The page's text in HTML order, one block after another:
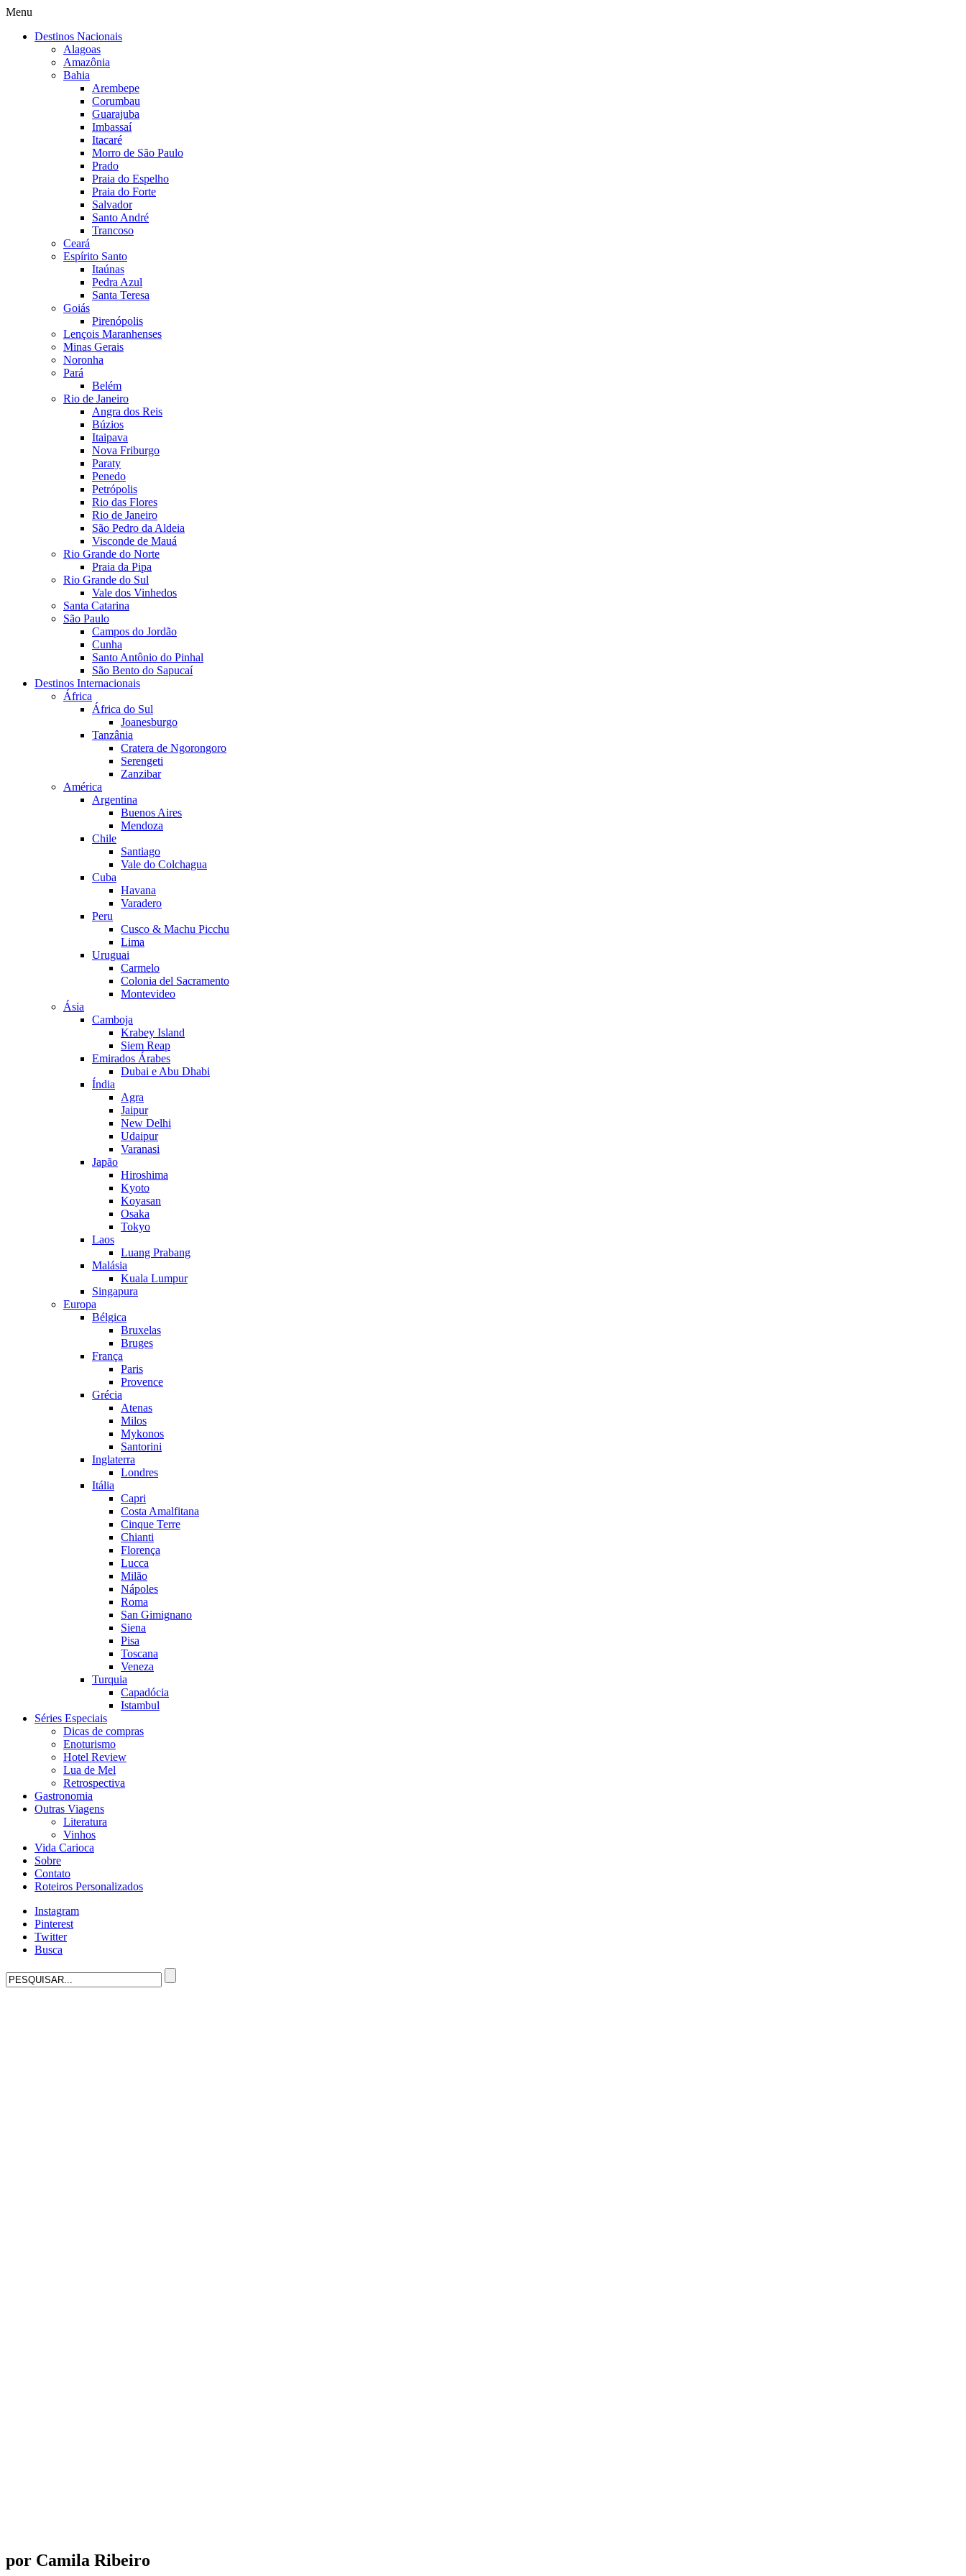
Menu
Destinos Nacionais
Alagoas
Amazônia
Bahia
Arembepe
Corumbau
Guarajuba
Imbassaí
Itacaré
Morro de São Paulo
Prado
Praia do Espelho
Praia do Forte
Salvador
Santo André
Trancoso
Ceará
Espírito Santo
Itaúnas
Pedra Azul
Santa Teresa
Goiás
Pirenópolis
Lençois Maranhenses
Minas Gerais
Noronha
Pará
Belém
Rio de Janeiro
Angra dos Reis
Búzios
Itaipava
Nova Friburgo
Paraty
Penedo
Petrópolis
Rio das Flores
Rio de Janeiro
São Pedro da Aldeia
Visconde de Mauá
Rio Grande do Norte
Praia da Pipa
Rio Grande do Sul
Vale dos Vinhedos
Santa Catarina
São Paulo
Campos do Jordão
Cunha
Santo Antônio do Pinhal
São Bento do Sapucaí
Destinos Internacionais
África
África do Sul
Joanesburgo
Tanzânia
Cratera de Ngorongoro
Serengeti
Zanzibar
América
Argentina
Buenos Aires
Mendoza
Chile
Santiago
Vale do Colchagua
Cuba
Havana
Varadero
Peru
Cusco & Machu Picchu
Lima
Uruguai
Carmelo
Colonia del Sacramento
Montevideo
Ásia
Camboja
Krabey Island
Siem Reap
Emirados Árabes
Dubai e Abu Dhabi
Índia
Agra
Jaipur
New Delhi
Udaipur
Varanasi
Japão
Hiroshima
Kyoto
Koyasan
Osaka
Tokyo
Laos
Luang Prabang
Malásia
Kuala Lumpur
Singapura
Europa
Bélgica
Bruxelas
Bruges
França
Paris
Provence
Grécia
Atenas
Milos
Mykonos
Santorini
Inglaterra
Londres
Itália
Capri
Costa Amalfitana
Cinque Terre
Chianti
Florença
Lucca
Milão
Nápoles
Roma
San Gimignano
Siena
Pisa
Toscana
Veneza
Turquia
Capadócia
Istambul
Séries Especiais
Dicas de compras
Enoturismo
Hotel Review
Lua de Mel
Retrospectiva
Gastronomia
Outras Viagens
Literatura
Vinhos
Vida Carioca
Sobre
Contato
Roteiros Personalizados
Instagram
Pinterest
Twitter
Busca
por Camila Ribeiro